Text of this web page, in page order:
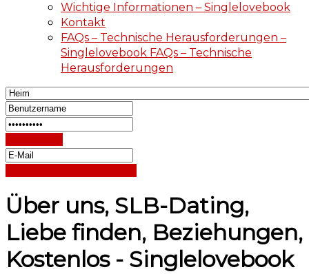
Wichtige Informationen – Singlelovebook
Kontakt
FAQs – Technische Herausforderungen –
Singlelovebook FAQs – Technische
Herausforderungen
Über uns, SLB-Dating,
Liebe finden, Beziehungen,
Kostenlos - Singlelovebook